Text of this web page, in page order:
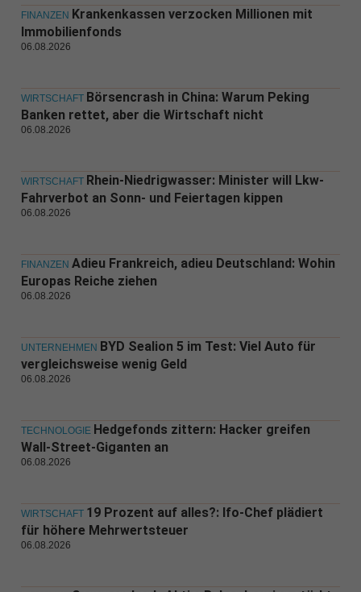
FINANZEN Krankenkassen verzocken Millionen mit
Immobilienfonds
06.08.2026
WIRTSCHAFT Börsencrash in China: Warum Peking
Banken rettet, aber die Wirtschaft nicht
06.08.2026
WIRTSCHAFT Rhein-Niedrigwasser: Minister will Lkw-
Fahrverbot an Sonn- und Feiertagen kippen
06.08.2026
FINANZEN Adieu Frankreich, adieu Deutschland: Wohin
Europas Reiche ziehen
06.08.2026
UNTERNEHMEN BYD Sealion 5 im Test: Viel Auto für
vergleichsweise wenig Geld
06.08.2026
TECHNOLOGIE Hedgefonds zittern: Hacker greifen
Wall-Street-Giganten an
06.08.2026
WIRTSCHAFT 19 Prozent auf alles?: Ifo-Chef plädiert
für höhere Mehrwertsteuer
06.08.2026